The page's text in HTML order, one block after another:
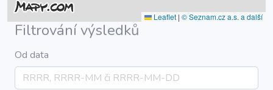
Leaflet | © Seznam.cz a.s. a další
Filtrování výsledků
Od data